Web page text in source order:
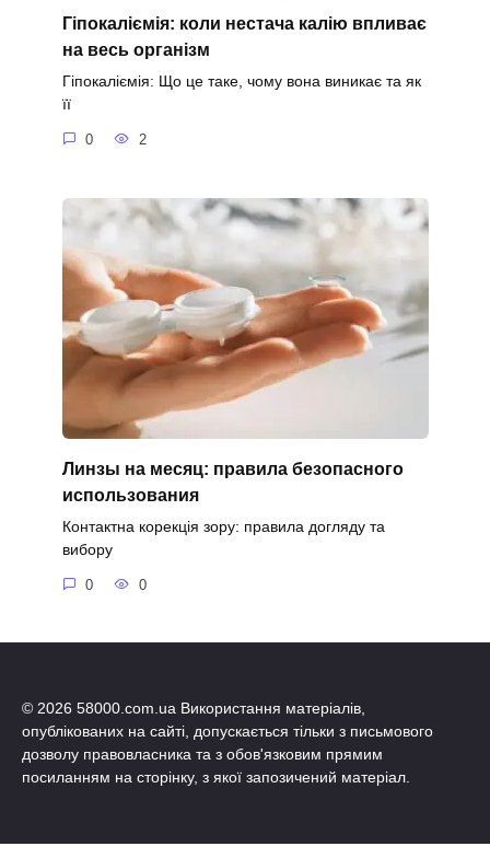
Гіпокаліємія: коли нестача калію впливає
на весь організм
Гіпокаліємія: Що це таке, чому вона виникає та як
її
0 2
Линзы на месяц: правила безопасного
использования
Контактна корекція зору: правила догляду та
вибору
0 0
© 2026 58000.com.ua Використання матеріалів,
опублікованих на сайті, допускається тільки з письмового
дозволу правовласника та з обов'язковим прямим
посиланням на сторінку, з якої запозичений матеріал.